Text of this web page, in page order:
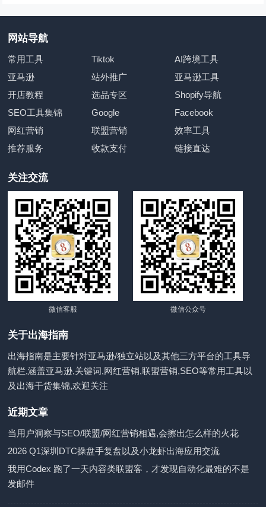
网站导航
常用工具 Tiktok
AI跨境工具
亚马逊
站外推广
亚马逊工具
开店教程
选品专区
Shopify导航
SEO工具集锦
Google
Facebook
网红营销
联盟营销
效率工具
推荐服务
收款支付 链接直达
关注交流
微信客服 微信公众号
关于出海指南
出海指南是主要针对亚马逊/独立站以及其他三方平台的工具导
航栏,涵盖亚马逊,关键词,网红营销,联盟营销,SEO等常用工具以
及出海干货集锦,欢迎关注
近期文章
当用户洞察与SEO/联盟/网红营销相遇,会擦出怎么样的火花
2026 Q1深圳DTC操盘手复盘以及小龙虾出海应用交流
我用Codex 跑了一天内容类联盟客，才发现自动化最难的不是
发邮件